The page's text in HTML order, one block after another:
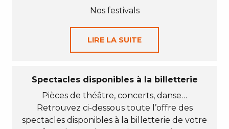
Nos festivals
LIRE LA SUITE
Spectacles disponibles à la billetterie
Pièces de théâtre, concerts, danse…
Retrouvez ci-dessous toute l’offre des
spectacles disponibles à la billetterie de votre